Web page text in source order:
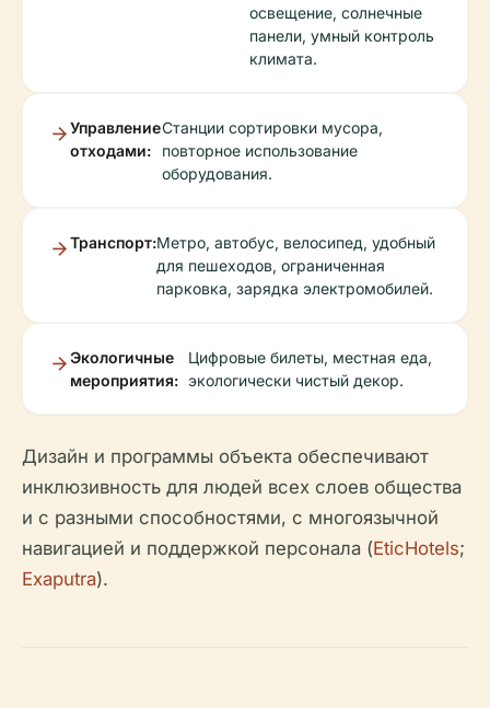
освещение, солнечные
панели, умный контроль
климата.
Управление
отходами:
Станции сортировки мусора,
повторное использование
оборудования.
Транспорт:Метро, автобус, велосипед, удобный
для пешеходов, ограниченная
парковка, зарядка электромобилей.
Экологичные
мероприятия:
Цифровые билеты, местная еда,
экологически чистый декор.
Дизайн и программы объекта обеспечивают
инклюзивность для людей всех слоев общества
и с разными способностями, с многоязычной
навигацией и поддержкой персонала (EticHotels;
Exaputra).